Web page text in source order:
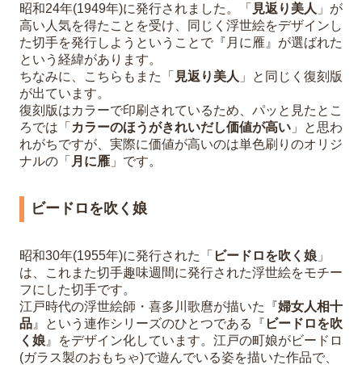
昭和24年(1949年)に発行されました。「 見返り美人 」が
高い人気を得たことを受け、同じく浮世絵をデザインし
た切手を発行しようということで『月に雁』が選ばれた
という経緯があります。
ちなみに、こちらもまた「 見返り美人 」と同じく復刻版
が出ています。
復刻版はカラーで印刷されているため、パッと見たとこ
ろでは「 カラーのほうがきれいだし価値が高い 」と思わ
れがちですが、実際に価値が高いのは単色刷りのオリジ
ナルの「 月に雁 」です。
ビードロを吹く娘
昭和30年(1955年)に発行された「 ビードロを吹く娘 」
は、これまた切手趣味週間に発行された浮世絵をモチー
フにした切手です。
江戸時代の浮世絵師・喜多川歌麿が描いた『婦女人相十
品 』という連作シリーズのひとつである『 ビードロを吹
く娘 』をデザイン化しています。江戸の町娘がビードロ
(ガラス製のおもちゃ)で遊んでいる姿を描いた作品で、